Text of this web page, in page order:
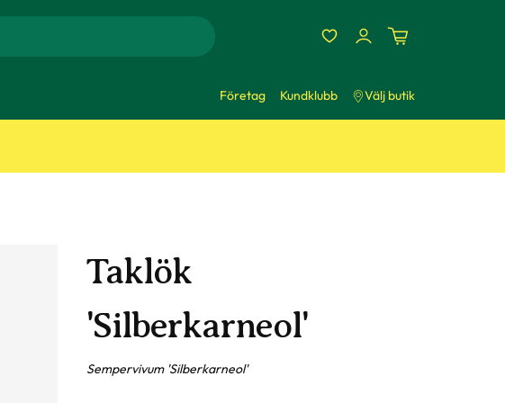
Företag Kundklubb Välj butik
Taklök
'Silberkarneol'
Sempervivum 'Silberkarneol'